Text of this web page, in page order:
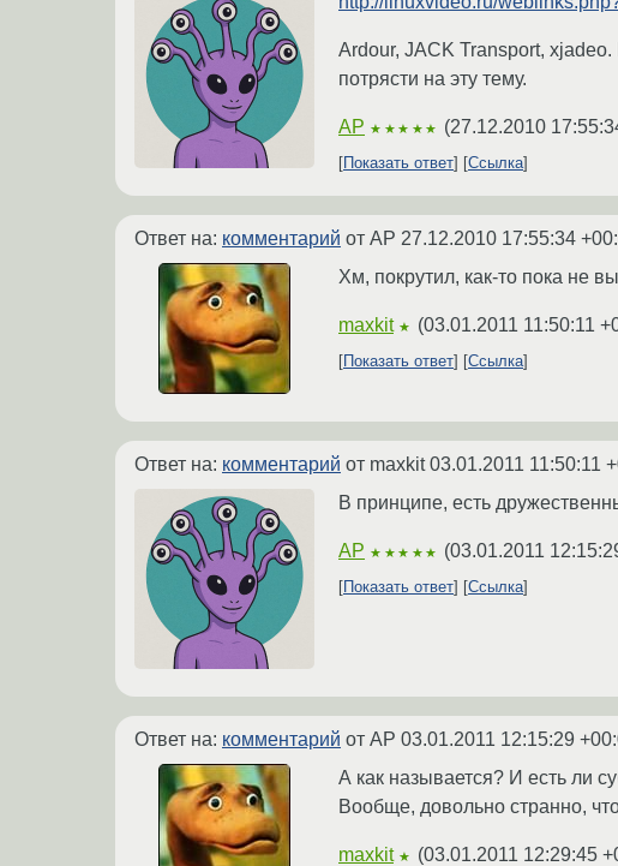
Ardour, JACK Transport,
потрясти на эту тему.
AP ★★★★★ (27.12.2010
Показать ответ Ссылка
Ответ на: комментарий от AP 27.12.2010 17:55:34
Хм, покрутил, как-то пока не
maxkit ★ (03.01.2011 11:50:11
Показать ответ
Ссылка
Ответ на: комментарий от maxkit03.01.2011 11:50:11
В принципе, есть
AP ★★★★★ (03.01.2011
Показать ответ Ссылка
Ответ на: комментарий от AP 03.01.2011 12:15:29
А как называется? И есть ли
Вообще, довольно странно,
maxkit ★ (03.01.2011 12:29:45